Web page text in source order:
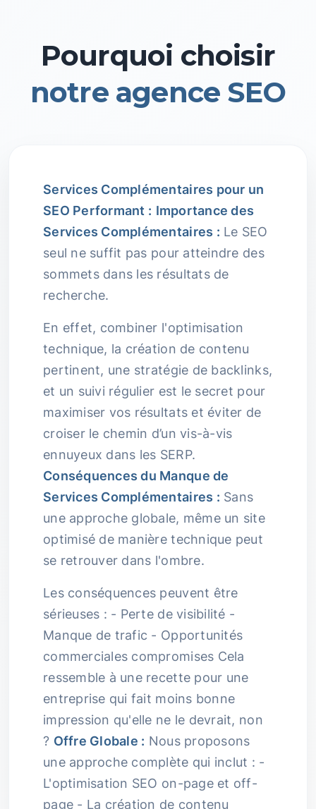
Pourquoi choisir
notre agence SEO
Services Complémentaires pour un
SEO Performant : Importance des
Services Complémentaires : Le SEO
seul ne suffit pas pour atteindre des
sommets dans les résultats de
recherche.
En effet, combiner l'optimisation
technique, la création de contenu
pertinent, une stratégie de backlinks,
et un suivi régulier est le secret pour
maximiser vos résultats et éviter de
croiser le chemin d’un vis-à-vis
ennuyeux dans les SERP.
Conséquences du Manque de
Services Complémentaires : Sans
une approche globale, même un site
optimisé de manière technique peut
se retrouver dans l'ombre.
Les conséquences peuvent être
sérieuses : - Perte de visibilité -
Manque de trafic - Opportunités
commerciales compromises Cela
ressemble à une recette pour une
entreprise qui fait moins bonne
impression qu'elle ne le devrait, non
? Offre Globale : Nous proposons
une approche complète qui inclut : -
L'optimisation SEO on-page et off-
page - La création de contenu